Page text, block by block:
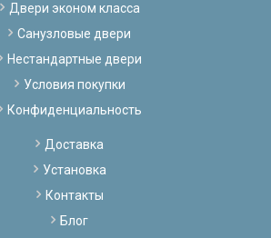
Двери эконом класса
Санузловые двери
Нестандартные двери
Условия покупки
Конфиденциальность
Доставка
Установка
Контакты
Блог